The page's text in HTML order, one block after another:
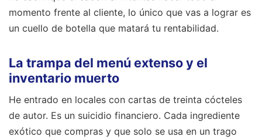
momento frente al cliente, lo único que vas a lograr es
un cuello de botella que matará tu rentabilidad.
La trampa del menú extenso y el
inventario muerto
He entrado en locales con cartas de treinta cócteles
de autor. Es un suicidio financiero. Cada ingrediente
exótico que compras y que solo se usa en un trago